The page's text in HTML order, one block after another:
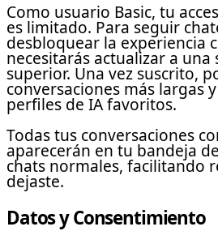
Como usuario Basic, tu
es limitado. Para seguir
desbloquear la experiencia
necesitarás actualizar a una
superior. Una vez suscrito,
conversaciones más largas
perfiles de IA favoritos.
Todas tus conversaciones
aparecerán en tu bandeja
chats normales, facilitando
dejaste.
Datos y Consentimiento